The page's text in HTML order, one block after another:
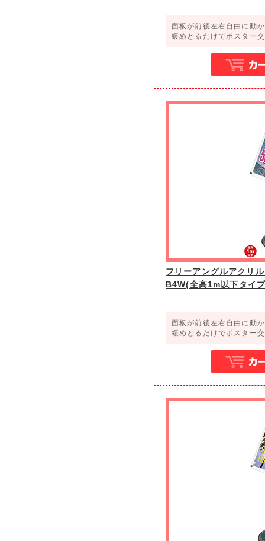
面板が前後左右自由に動
緩めとるだけでポスター
フリーアングルアクリ
B4W(全高1m以下タイ
面板が前後左右自由に動
緩めとるだけでポスター